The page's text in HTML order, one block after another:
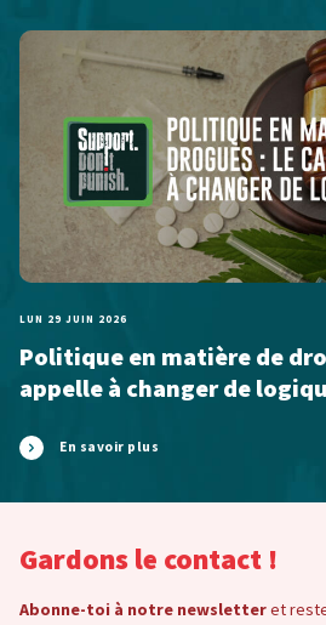
LUN 29 JUIN 2026
Politique en matière de
appelle à changer de
En savoir plus
Gardons le contact !
Abonne-toi à notre newsletteret